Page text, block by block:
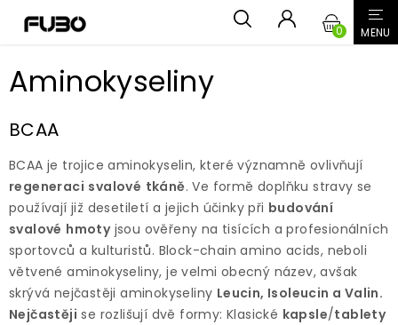
Aminokyseliny
BCAA
BCAA je trojice aminokyselin, které významně ovlivňují
regeneraci svalové tkáně. Ve formě doplňku stravy se
používají již desetiletí a jejich účinky při budování
svalové hmotyjsou ověřeny na tisících a profesionálních
sportovců a kulturistů. Block-chain amino acids, neboli
větvené aminokyseliny, je velmi obecný název, avšak
skrývá nejčastěji aminokyseliny Leucin, Isoleucin a Valin.
Nejčastěji se rozlišují dvě formy: Klasické kapsle/tablety